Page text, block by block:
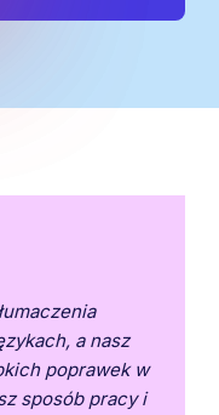
a nasz
poprawek w
sposób pracy i